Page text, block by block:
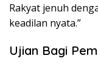
Rakyat jenuh
keadilan nyata.”
Ujian Bagi